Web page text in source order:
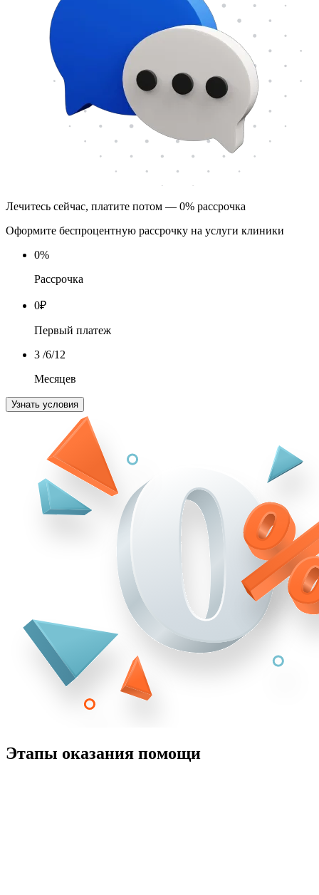
Лечитесь сейчас, платите потом — 0% рассрочка
Оформите беспроцентную рассрочку на услуги клиники
0%
Рассрочка
0₽
Первый платеж
3 /6/12
Месяцев
Узнать условия
Этапы оказания помощи